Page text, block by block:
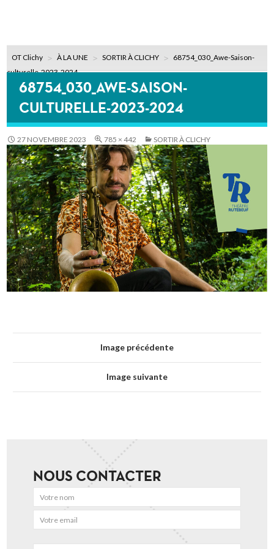
OT Clichy À LA UNE SORTIR À CLICHY
68754_030_Awe-Saison-
culturelle-2023-2024
68754_030_AWE-SAISON-
CULTURELLE-2023-2024
27 NOVEMBRE 2023 785 × 442 SORTIR À CLICHY
Image précédente
Image suivante
NOUS CONTACTER